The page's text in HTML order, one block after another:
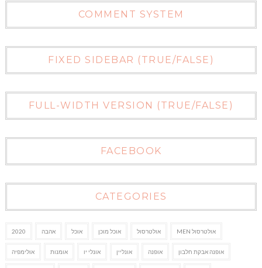
COMMENT SYSTEM
FIXED SIDEBAR (TRUE/FALSE)
FULL-WIDTH VERSION (TRUE/FALSE)
FACEBOOK
CATEGORIES
2020 אהבה אוכל אוכל מוכן אולטרסול אולטרסול MEN
אולימפיה אומנות אונלי יו אונליין אופנה אופנה אבקת חלבון